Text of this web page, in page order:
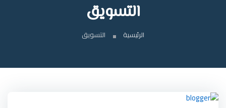
التسويق
الرئيسية التسويق